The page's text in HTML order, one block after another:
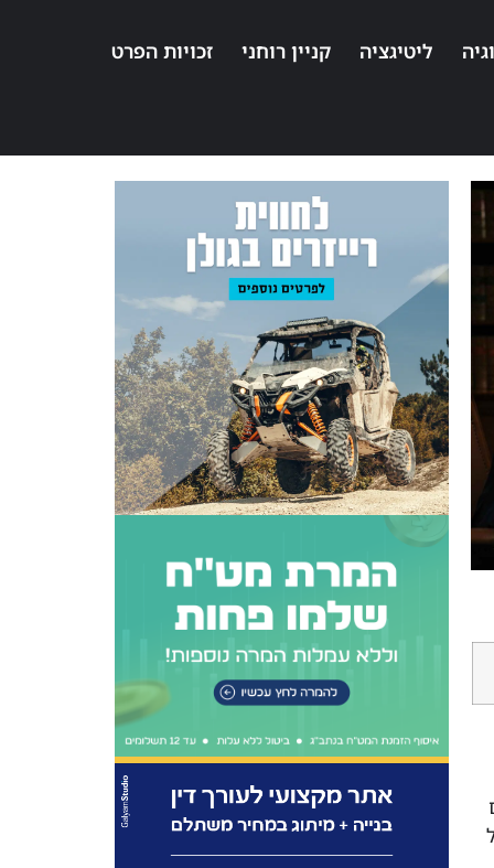
ליטיגציה קניין רוחני זכויות הפרט